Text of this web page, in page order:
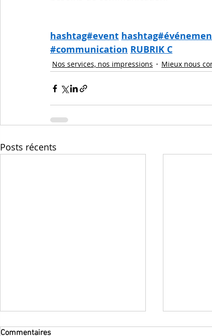
hashtag#event
#communication RUBRIK C
Nos services, nos impressions Mieux nous
Posts récents
Commentaires